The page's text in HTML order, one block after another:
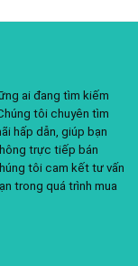
ai đang tìm kiếm
tôi chuyên tìm
hấp dẫn, giúp bạn
trực tiếp bán
tôi cam kết tư vấn
trong quá trình mua